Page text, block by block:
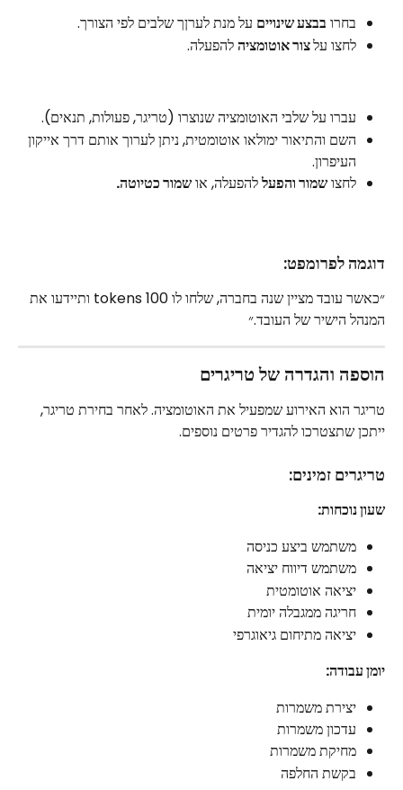
בחרו בבצע שינויים על מנת לערןך שלבים לפי הצורך.
לחצו על צור אוטומציה להפעלה.
עברו על שלבי האוטומציה שנוצרו (טריגר, פעולות, תנאים).
השם והתיאור ימולאו אוטומטית, ניתן לערוך אותם דרך אייקון
העיפרון.
לחצו שמור והפעל להפעלה, או שמור כטיוטה.
דוגמה לפרומפט:
״כאשר עובד מציין שנה בחברה, שלחו לו 100 tokens ותיידעו את
המנהל הישיר של העובד.״
הוספה והגדרה של טריגרים
טריגר הוא האירוע שמפעיל את האוטומציה. לאחר בחירת טריגר,
ייתכן שתצטרכו להגדיר פרטים נוספים.
טריגרים זמינים:
שעון נוכחות:
משתמש ביצע כניסה
משתמש דיווח יציאה
יציאה אוטומטית
חריגה ממגבלה יומית
יציאה מתיחום גיאוגרפי
יומן עבודה:
יצירת משמרות
עדכון משמרות
מחיקת משמרות
בקשת החלפה